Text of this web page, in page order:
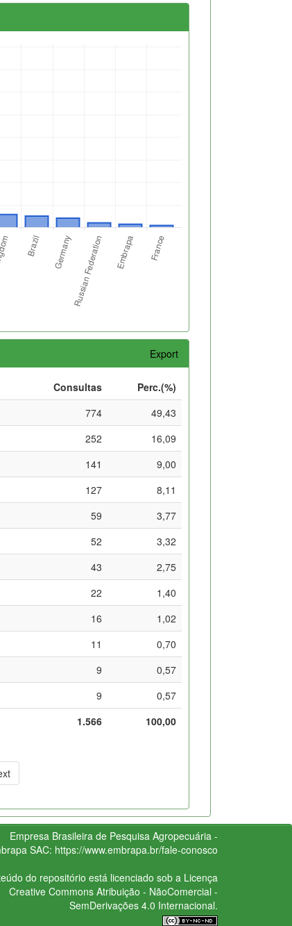
Export
Consultas
Perc.(%)
774
49,43
252
16,09
141
9,00
127
8,11
59
3,77
52
3,32
43
2,75
22
1,40
16
1,02
11
0,70
9
0,57
9
0,57
1.566
100,00
Empresa Brasileira de Pesquisa Agropecuária -
SAC: https://www.embrapa.br/fale-conosco
do repositório está licenciado sob a Licença
Creative CommonsAtribuição - NãoComercial -
SemDerivações 4.0 Internacional.